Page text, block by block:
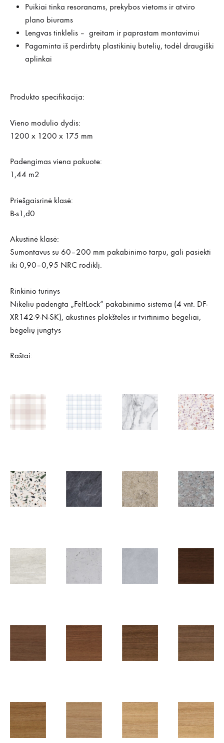
Puikiai tinka resoranams, prekybos vietoms ir atviro
plano biurams
Lengvas tinklelis – greitam ir paprastam montavimui
Pagaminta iš perdirbtų plastikinių butelių, todėl draugiški
aplinkai
Produkto specifikacija:
Vieno modulio dydis:
1200 x 1200 x 175 mm
Padengimas viena pakuote:
1,44 m2
Priešgaisrinė klasė:
B-s1,d0
Akustinė klasė:
Sumontavus su 60–200 mm pakabinimo tarpu, gali pasiekti
iki 0,90–0,95 NRC rodiklį.
Rinkinio turinys
Nikeliu padengta „FeltLock“ pakabinimo sistema (4 vnt. DF-
XR142-9-N-SK), akustinės plokštelės ir tvirtinimo bėgeliai,
bėgelių jungtys
Raštai: